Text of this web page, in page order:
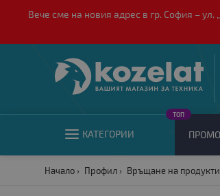
Вече сме на новия адрес в гр. София –
КАТЕГОРИИ
ТОП
Начало Профил Връщане на продукти